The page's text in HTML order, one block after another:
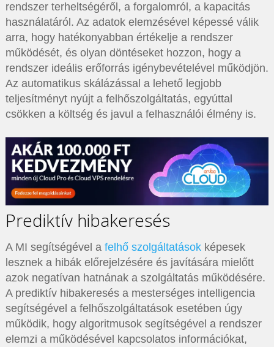
rendszer terheltségéről, a forgalomról, a kapacitás
használatáról. Az adatok elemzésével képessé válik
arra, hogy hatékonyabban értékelje a rendszer
működését, és olyan döntéseket hozzon, hogy a
rendszer ideális erőforrás igénybevételével működjön.
Az automatikus skálázással a lehető legjobb
teljesítményt nyújt a felhőszolgáltatás, egyúttal
csökken a költség és javul a felhasználói élmény is.
Prediktív hibakeresés
A MI segítségével a felhő szolgáltatásokképesek
lesznek a hibák előrejelzésére és javítására mielőtt
azok negatívan hatnának a szolgáltatás működésére.
A prediktív hibakeresés a mesterséges intelligencia
segítségével a felhőszolgáltatások esetében úgy
működik, hogy algoritmusok segítségével a rendszer
elemzi a működésével kapcsolatos információkat,